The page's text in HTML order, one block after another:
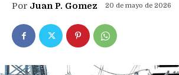
Por Juan P. Gomez 20 de mayo de 2026